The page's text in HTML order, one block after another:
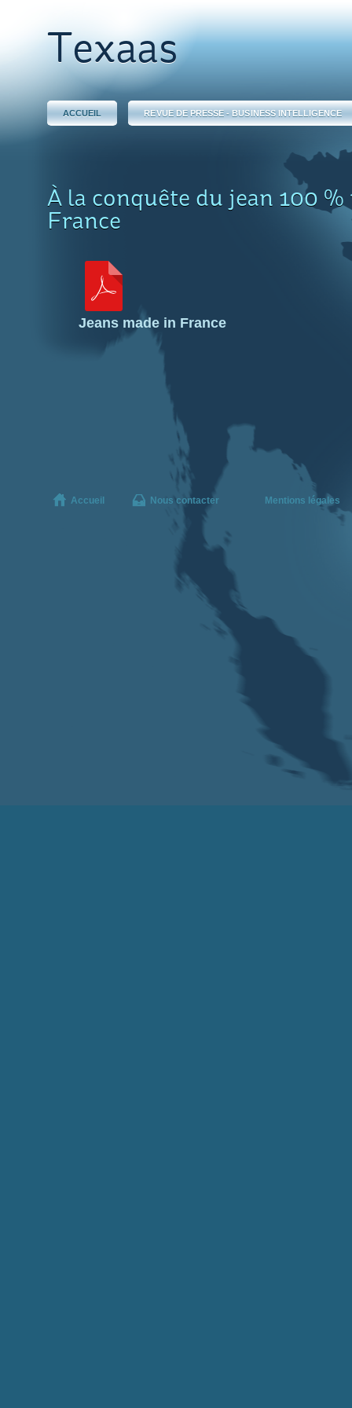
Texaas
ACCUEIL REVUE DE PRESSE - BUSINESS INTELLIGENCE
À la conquête du jean 100 %
France
Jeans made in France
Accueil Nous contacter Mentions légales